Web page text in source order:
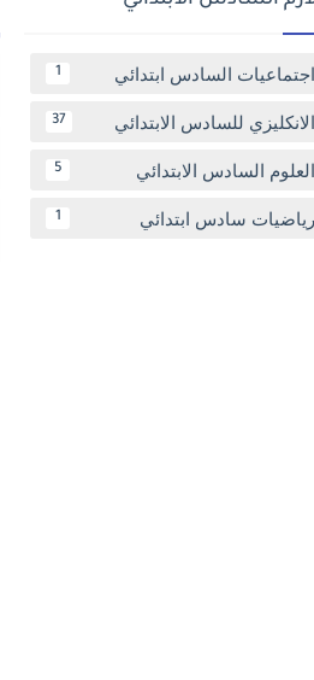
اجتماعيات السادس ابتدائي 1
الانكليزي للسادس الابتدائي 37
العلوم السادس الابتدائي 5
رياضيات سادس ابتدائي 1